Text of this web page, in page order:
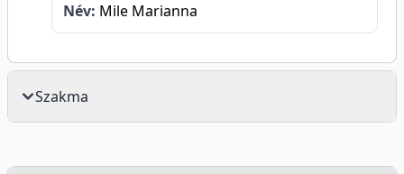
Név: Mile Marianna
Szakma